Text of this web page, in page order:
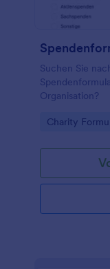
Suchen Sie
Organisation?
Go to
Charity